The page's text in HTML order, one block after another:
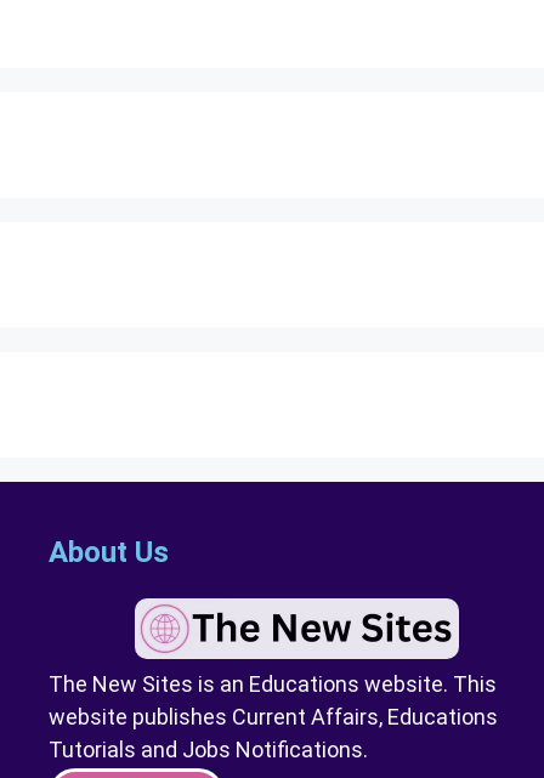
About Us
The New Sites is an Educations website. This
website publishes Current Affairs, Educations
Tutorials and Jobs Notifications.